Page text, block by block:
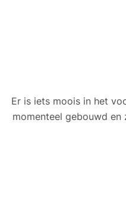
Er is iets moois in het
momenteel gebouwd